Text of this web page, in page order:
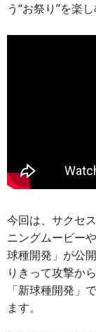
う“お祭り”を楽
今回は、サクセ
ニングムービー
球種開発」が公
りきって攻撃か
「新球種開発」
ます。